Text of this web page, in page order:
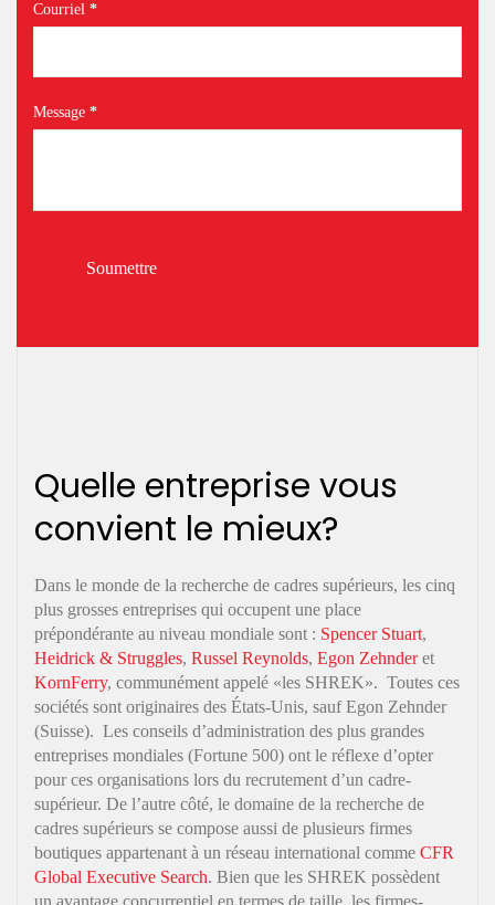
Courriel *
Message *
Soumettre
Quelle entreprise vous
convient le mieux?
Dans le monde de la recherche de cadres supérieurs, les cinq
plus grosses entreprises qui occupent une place
prépondérante au niveau mondiale sont : Spencer Stuart,
Heidrick & Struggles, Russel Reynolds, Egon Zehnderet
KornFerry, communément appelé «les SHREK». Toutes ces
sociétés sont originaires des États-Unis, sauf Egon Zehnder
(Suisse). Les conseils d’administration des plus grandes
entreprises mondiales (Fortune 500) ont le réflexe d’opter
pour ces organisations lors du recrutement d’un cadre-
supérieur. De l’autre côté, le domaine de la recherche de
cadres supérieurs se compose aussi de plusieurs firmes
boutiques appartenant à un réseau international comme CFR
Global Executive Search. Bien que les SHREK possèdent
un avantage concurrentiel en termes de taille, les firmes-